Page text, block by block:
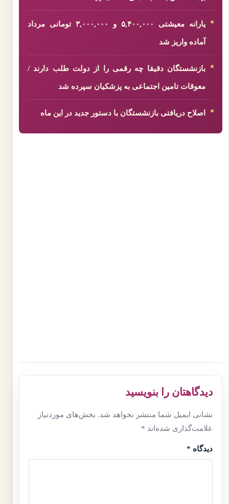
یارانه معیشتی ۵,۴۰۰,۰۰۰ و ۳,۰۰۰,۰۰۰ تومانی مرداد
آماده واریز شد
بازنشستگان دقیقا چه رقمی را از دولت طلب دارند /
معوقات تامین اجتماعی به پزشکیان سپرده شد
اصلاح دریافتی بازنشستگان با دستور جدید در این ماه
دیدگاهتان را بنویسید
نشانی ایمیل شما منتشر نخواهد شد. بخش‌های موردنیاز
علامت‌گذاری شده‌اند *
دیدگاه *